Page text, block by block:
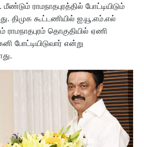
ராமநாதபுரத்தில் போட்டியிடும்
திமுக கூட்டணியில் ஐ.யூ.எம்.எல்
ராமநாதபுரம் தொகுதியில் ஏணி
போட்டியிடுவார் என்று